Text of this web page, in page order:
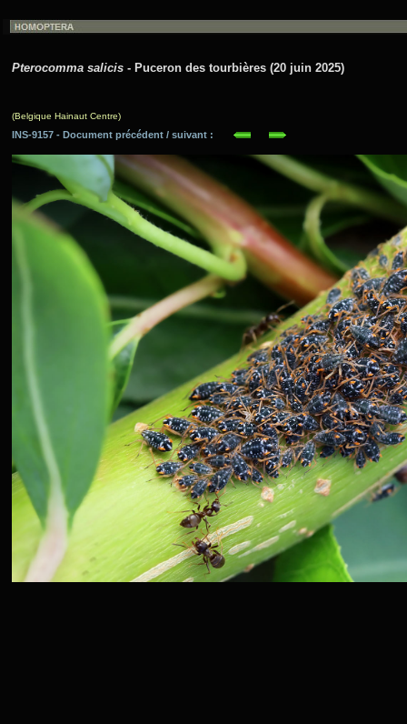
Pterocomma salicis - Puceron des tourbières (20 juin 2025)
(Belgique Hainaut Centre)
INS-9157 - Document précédent / suivant :